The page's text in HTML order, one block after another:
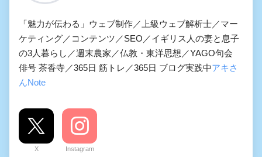
「魅力が伝わる」ウェブ制作／上級ウェブ解析士／マー
ケティング／コンテンツ／SEO／イギリス人の妻と息子
の3人暮らし／週末農家／仏教・東洋思想／YAGO句会
俳号 茶香寺／365日 筋トレ／365日 ブログ実践中アキさ
んNote
X Instagram